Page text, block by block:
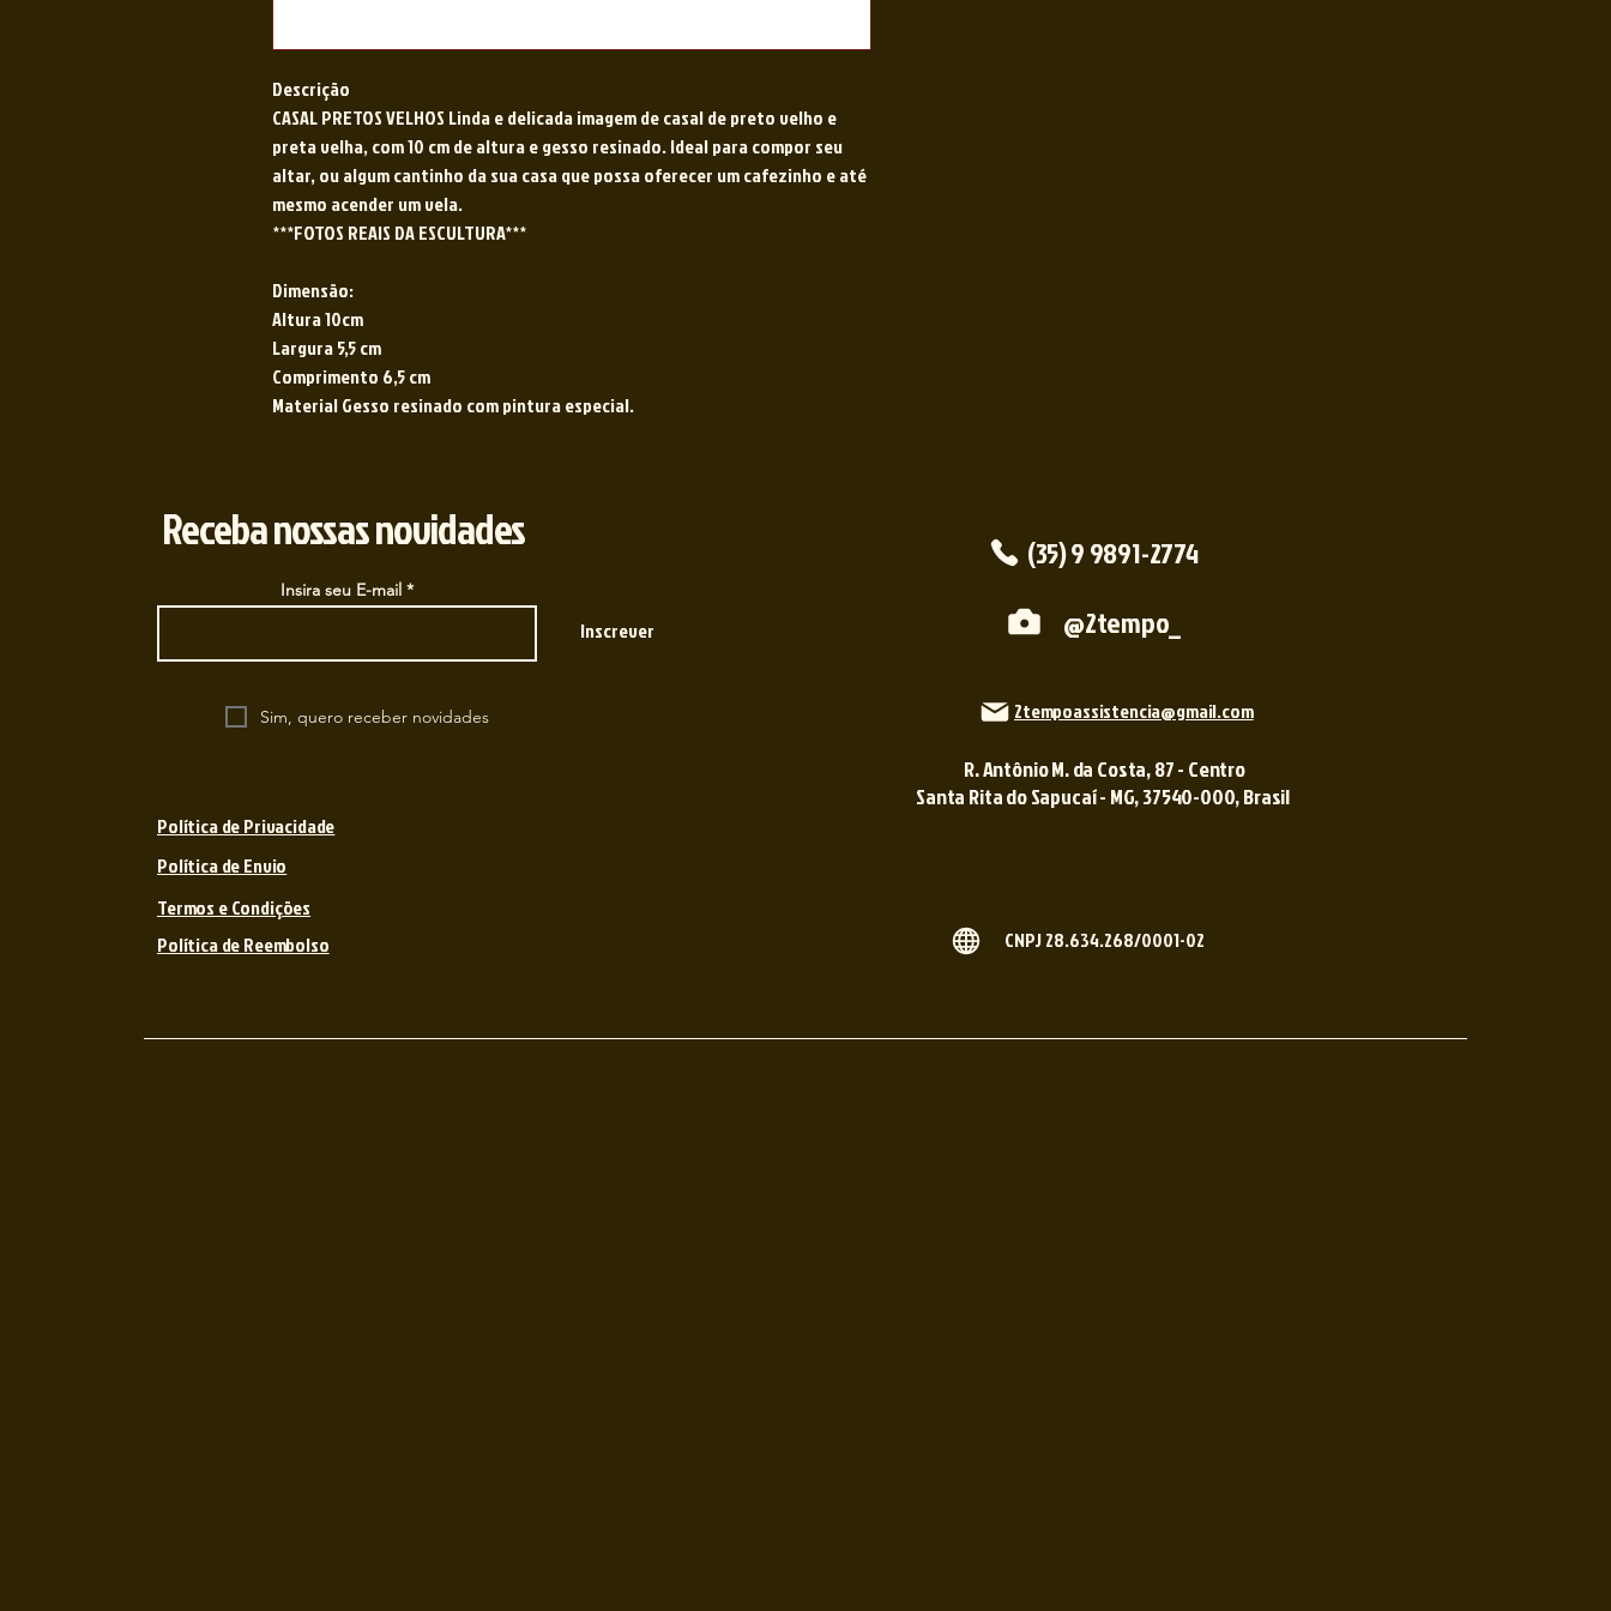
Descrição
CASAL PRETOS VELHOS Linda e delicada imagem de casal de preto velho e
preta velha, com 10 cm de altura e gesso resinado. Ideal para compor seu
altar, ou algum cantinho da sua casa que possa oferecer um cafezinho e até
mesmo acender um vela.
***FOTOS REAIS DA ESCULTURA***
Dimensão:
Altura 10cm
Largura 5,5 cm
Comprimento 6,5 cm
Material Gesso resinado com pintura especial.
Receba nossas novidades
Insira seu E-mail
Inscrever
Sim, quero receber novidades
Política de Privacidade
Política de Envio
Termos e Condições
Política de Reembolso
(35) 9 9891-2774
@2tempo_
2tempoassistencia@gmail.com
R. Antônio M. da Costa, 87 - Centro
Santa Rita do Sapucaí - MG, 37540-000, Brasil ​​
CNPJ 28.634.268/0001-02